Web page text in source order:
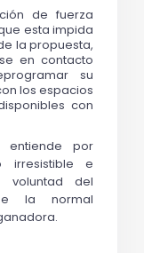
de fuerza
esta impida
la propuesta,
en contacto
su
los espacios
con
entiende por
irresistible e
voluntad del
la normal